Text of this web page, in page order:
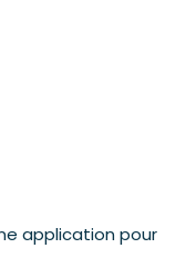
application pour